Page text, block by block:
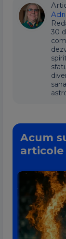
30
Acum
articole